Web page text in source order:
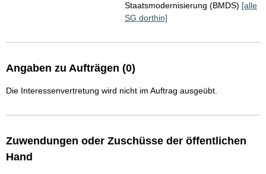
Staatsmodernisierung (BMDS) [alle
SG dorthin]
Angaben zu Aufträgen (0)
Die Interessenvertretung wird nicht im Auftrag ausgeübt.
Zuwendungen oder Zuschüsse der öffentlichen
Hand